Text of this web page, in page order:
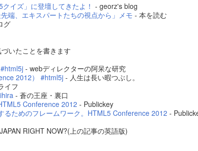
イズ」に登壇してきたよ！ - georz's blog
端、エキスパートたちの視点から」メモ - 本を読む
グ
いたことを書きます
- webディレクターの阿呆な研究
2012） #html5j - 人生は長い暇つぶし。
イフ
- 蒼の王座・裏口
Conference 2012 - Publickey
ためのフレームワーク。HTML5 Conference 2012 -
RIGHT NOW?(上の記事の英語版)